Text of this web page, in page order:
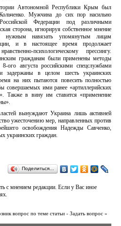
Автономной Республики Крым был
Мужчина до сих пор насильно
Федерации под различными
сторона, игнорируя собственное мнение
нужным навязать упомянутым лицам
и в настоящее время продолжает
психологическому прессингу.
гражданам были применены методы
ого августа российскими спецслужбами
задержаны в целом шесть украинских
на них пытаются повесить полностью
совершаемых ими ранее «артиллерийских
Также в вину им ставится «применение
вынуждают Украина лишь активней
ужесточению мер, направленных против
освобождения Надежды Савченко,
украинских граждан.
Поделиться…
с мнением редакции. Если у Вас иное
вопрос по теме статьи - Задать вопрос »